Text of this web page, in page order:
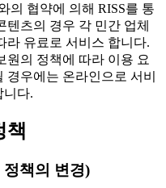
의 협약에 의해 RISS를 통
텐츠의 경우 각 민간 업체
라 유료로 서비스 합니다.
의 정책에 따라 이용 요
경우에는 온라인으로 서비
니다.
책
책의 변경)